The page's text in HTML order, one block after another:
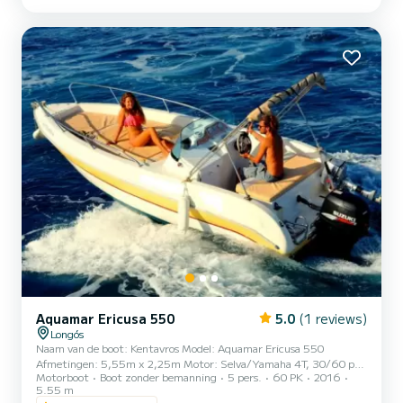
Aquamar Ericusa 550 5.0 (1 reviews)
Longós
Naam van de boot: Kentavros Model: Aquamar Ericusa 550
Afmetingen: 5,55m x 2,25m Motor: Selva/Yamaha 4T, 30/60 pk
Maximale snelheid: 26 mijl/u Maximum aantal personen: 5 (380
kg) Zorg ervoor dat u het maximale aantal passagiers en het
Motorboot Boot zonder bemanning 5 pers. 60 PK
2016
5.55 m